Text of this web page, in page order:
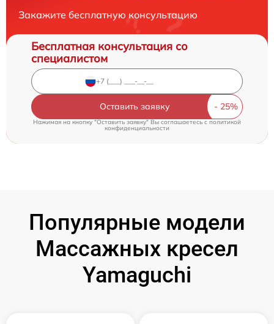
Закажите бесплатную консультацию
Бесплатная консультация со
специалистом
Оставить заявку
Нажимая на кнопку "Оставить заявку" Вы соглашаетесь cполитикой
конфиденциальности
Популярные модели
Массажных кресел
Yamaguchi